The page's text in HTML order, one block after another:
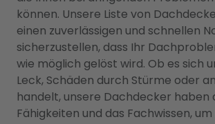
können. Unsere Liste von
einen zuverlässigen und schnellen
sicherzustellen, dass Ihr
wie möglich gelöst wird. Ob es sich
Leck, Schäden durch Stürme oder
handelt, unsere Dachdecker haben
Fähigkeiten und das Fachwissen,